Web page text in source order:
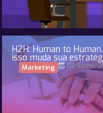
H2H: Human to
isso muda sua
Marketing 07 Junho,